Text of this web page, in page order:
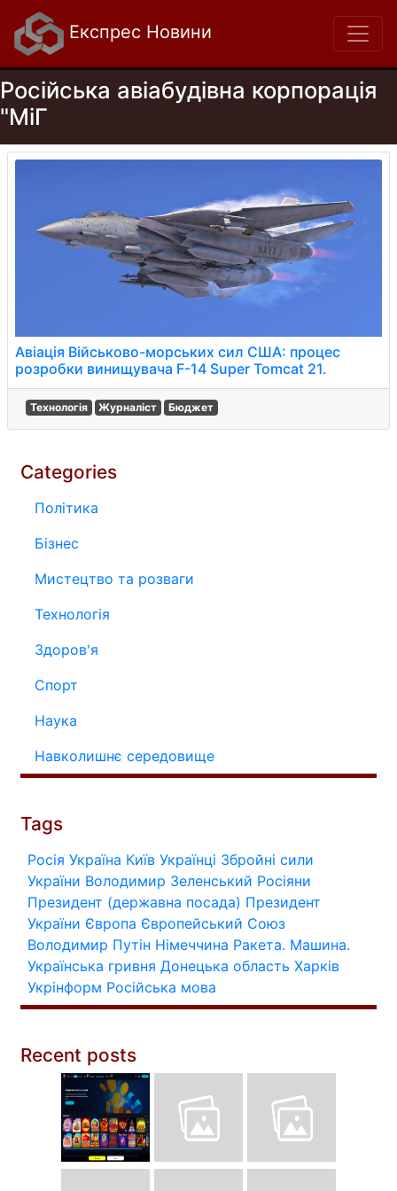
Експрес Новини
Російська авіабудівна корпорація
"МіГ
Авіація Військово-морських сил США: процес
розробки винищувача F-14 Super Tomcat 21.
Технологія Журналіст Бюджет
Categories
Політика
Бізнес
Мистецтво та розваги
Технологія
Здоров'я
Спорт
Наука
Навколишнє середовище
Tags
Росія Україна Київ Українці Збройні сили
України Володимир Зеленський Росіяни
Президент (державна посада) Президент
України Європа Європейський Союз
Володимир Путін Німеччина Ракета. Машина.
Українська гривня Донецька область Харків
Укрінформ Російська мова
Recent posts